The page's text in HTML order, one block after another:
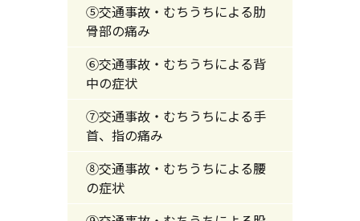
⑤交通事故・むちうちによる肋
骨部の痛み
⑥交通事故・むちうちによる背
中の症状
⑦交通事故・むちうちによる手
首、指の痛み
⑧交通事故・むちうちによる腰
の症状